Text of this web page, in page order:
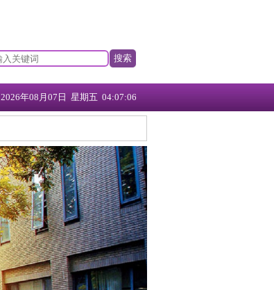
搜索
2026年08月07日 星期五 04:07:07